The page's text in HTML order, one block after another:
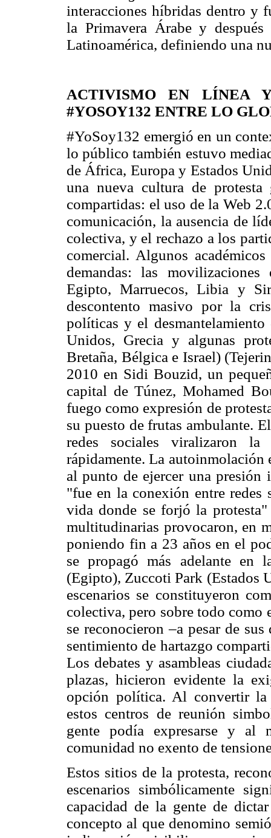
interacciones híbridas dentro y
la Primavera Árabe y
Latinoamérica, definiendo una
ACTIVISMO EN LÍNEA
#YOSOY132 ENTRE LO
#YoSoy132 emergió en un
lo público también estuvo
de África, Europa y Estados
una nueva cultura de
compartidas: el uso de la Web
comunicación, la ausencia de
colectiva, y el rechazo a los
comercial. Algunos
demandas: las
Egipto, Marruecos, Libia y
descontento masivo por la
políticas y el desmantelamiento
Unidos, Grecia y algunas
Bretaña, Bélgica e Israel)
2010 en Sidi Bouzid, un
capital de Túnez, Mohamed
fuego como expresión de
su puesto de frutas ambulante.
redes sociales viralizaron
rápidamente. La autoinmolación
al punto de ejercer una
"fue en la conexión entre redes
vida donde se forjó la
multitudinarias provocaron, en
poniendo fin a 23 años en el
se propagó más adelante en
(Egipto), Zuccoti Park (Estados
escenarios se constituyeron
colectiva, pero sobre todo como
se reconocieron –a pesar de
sentimiento de hartazgo
Los debates y asambleas
plazas, hicieron evidente la
opción política. Al convertir la
estos centros de reunión
gente podía expresarse y al
comunidad no exento de
Estos sitios de la protesta,
escenarios simbólicamente
capacidad de la gente de
concepto al que denomino